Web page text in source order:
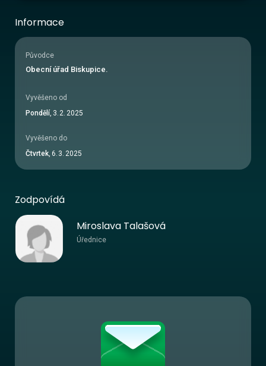
Informace
Původce
Obecní úřad Biskupice.
Vyvěšeno od
Pondělí, 3. 2. 2025
Vyvěšeno do
Čtvrtek, 6. 3. 2025
Zodpovídá
Miroslava Talašová
Úřednice